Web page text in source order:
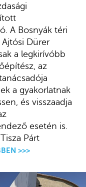
A Bosnyák téri
Dürer
a legkirívóbb
az
a gyakorlatnak
és visszaadja
esetén is.
Párt
>>>